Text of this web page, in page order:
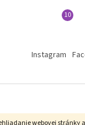
Instagram